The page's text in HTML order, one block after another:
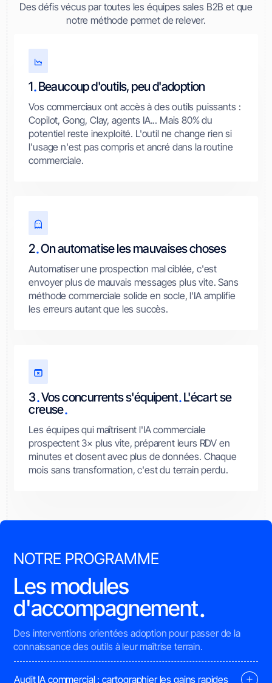
Des défis vécus par toutes les équipes sales B2B et que
notre méthode permet de relever.
1.Beaucoup d'outils, peu d'adoption
Vos commerciaux ont accès à des outils puissants :
Copilot, Gong, Clay, agents IA... Mais 80% du
potentiel reste inexploité. L'outil ne change rien si
l'usage n'est pas compris et ancré dans la routine
commerciale.
2.On automatise les mauvaises choses
Automatiser une prospection mal ciblée, c'est
envoyer plus de mauvais messages plus vite. Sans
méthode commerciale solide en socle, l'IA amplifie
les erreurs autant que les succès.
3.Vos concurrents s'équipent.L'écart se
creuse.
Les équipes qui maîtrisent l'IA commerciale
prospectent 3× plus vite, préparent leurs RDV en
minutes et closent avec plus de données. Chaque
mois sans transformation, c'est du terrain perdu.
NOTRE PROGRAMME
Les modules
d'accompagnement.
Des interventions orientées adoption pour passer de la
connaissance des outils à leur maîtrise terrain.
Audit IA commercial : cartographier les gains rapides